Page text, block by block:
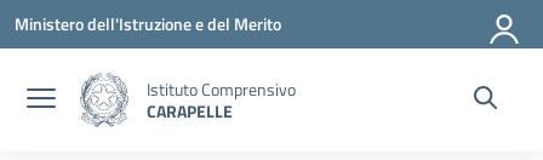
Vai ai contenuti
Vai al menu di navigazione
Vai al footer
Ministero dell'Istruzione e del Merito
Istituto Comprensivo
CARAPELLE